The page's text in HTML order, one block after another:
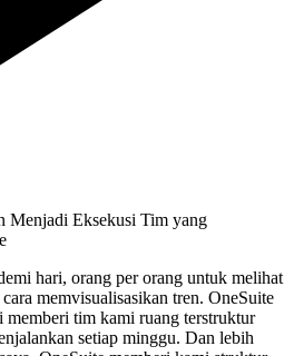
Menjadi Eksekusi Tim yang
hari, orang per orang untuk melihat
memvisualisasikan tren. OneSuite
tim kami ruang terstruktur
setiap minggu. Dan lebih